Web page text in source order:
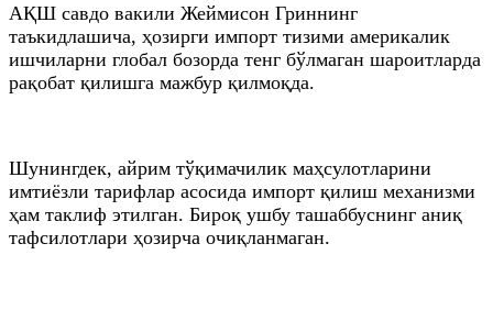
АҚШ савдо вакили Жеймисон Гриннинг
таъкидлашича, ҳозирги импорт тизими америкалик
ишчиларни глобал бозорда тенг бўлмаган шароитларда
рақобат қилишга мажбур қилмоқда.
Шунингдек, айрим тўқимачилик маҳсулотларини
имтиёзли тарифлар асосида импорт қилиш механизми
ҳам таклиф этилган. Бироқ ушбу ташаббуснинг аниқ
тафсилотлари ҳозирча очиқланмаган.